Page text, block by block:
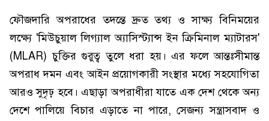
ফৌজদারি অপরাধের তদন্তে দ্রুত তথ্য ও সাক্ষ্য বিনিময়ের
লক্ষ্যে 'মিউচুয়াল লিগ্যাল অ্যাসিস্ট্যান্স ইন ক্রিমিনাল ম্যাটারস'
(MLAR) চুক্তির গুরুত্ব তুলে ধরা হয়। এর ফলে আন্তঃসীমান্ত
অপরাধ দমন এবং আইন প্রয়োগকারী সংস্থার মধ্যে সহযোগিতা
আরও সুদৃঢ় হবে। এছাড়া অপরাধীরা যাতে এক দেশ থেকে অন্য
দেশে পালিয়ে বিচার এড়াতে না পারে, সেজন্য সন্ত্রাসবাদ ও